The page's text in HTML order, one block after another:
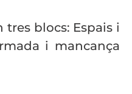
tres blocs: Espais i
i mancança